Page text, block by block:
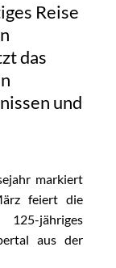
es Reise
das
und
markiert
feiert die
jähriges
aus der